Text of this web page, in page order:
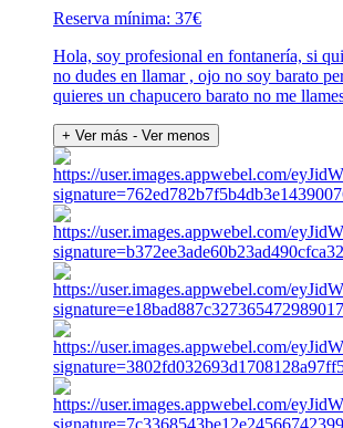
Reserva mínima: 37€
Hola, soy profesional en fontanería, si
no dudes en llamar , ojo no soy barato
quieres un chapucero barato no me
+ Ver más - Ver menos